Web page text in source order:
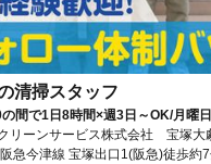
清掃スタッフ
間で1日8時間×週3日～OK/月曜
躍中！
リーンサービス株式会社 宝塚大
急今津線 宝塚出口1(阪急)徒歩約